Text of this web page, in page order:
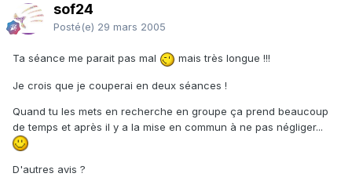
sof24
Posté(e) 29 mars 2005
Ta séance me parait pas mal mais très longue !!!
Je crois que je couperai en deux séances !
Quand tu les mets en recherche en groupe ça prend beaucoup
de temps et après il y a la mise en commun à ne pas négliger...
D'autres avis ?